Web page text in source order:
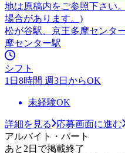
地は原稿内をご参照下さい
場合があります。)
松が谷駅、京王多摩センタ
摩センター駅
シフト
1日8時間 週3日からOK
未経験OK
詳細を見る
応募画面に進む
アルバイト・パート
あと2日で掲載終了